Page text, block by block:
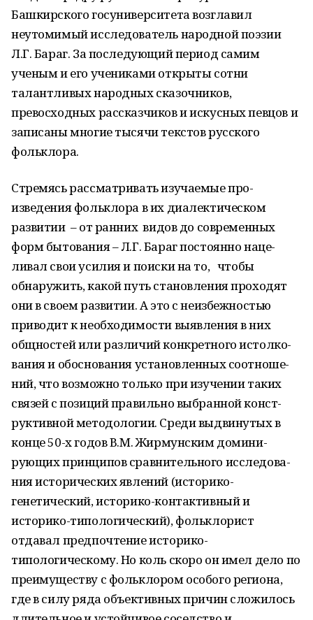
Башкирского госуниверситета возглавил
неутомимый иссле­дователь народной поэзии
Л.Г. Бараг. За по­следующий период самим
ученым и его учени­ками открыты сотни
талантливых народных сказочников,
превосходных рассказчиков и искусных певцов и
записаны многие тысячи текстов русского
фольклора.
Стремясь рассматривать изучаемые про­
изведения фольклора в их диалектическом
развитии – от ранних видов до современных
форм бытования – Л.Г. Бараг постоянно наце­
ливал свои усилия и поиски на то, чтобы
обнаружить, какой путь становления проходят
они в своем развитии. А это с неизбежностью
приводит к необходимости выявления в них
общностей или различий конкретного истолко­
вания и обоснования установленных соотноше­
ний, что возможно только при изучении таких
связей с позиций правильно выбранной конст­
руктивной методологии. Среди выдвинутых в
конце 50-х годов В.М. Жирмунским домини­
рующих принципов сравнительного исследова­
ния исторических явлений (историко-
генетический, историко-контактивный и
историко-типологический), фольклорист
отдавал предпочтение историко-
типологическому. Но коль скоро он имел дело по
преимуществу с фольклором особого региона,
где в силу ряда объективных причин сложилось